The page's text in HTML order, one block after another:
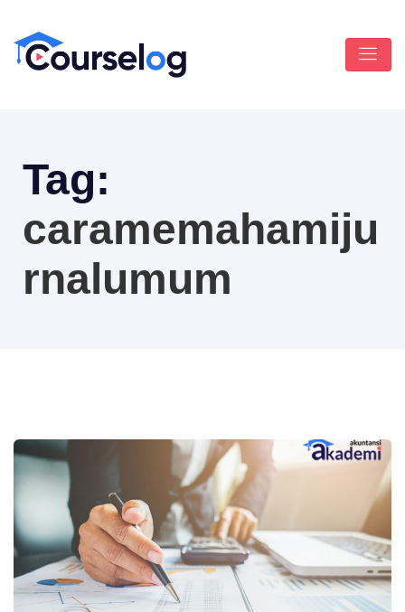
Tag:
caramemahamiju
rnalumum